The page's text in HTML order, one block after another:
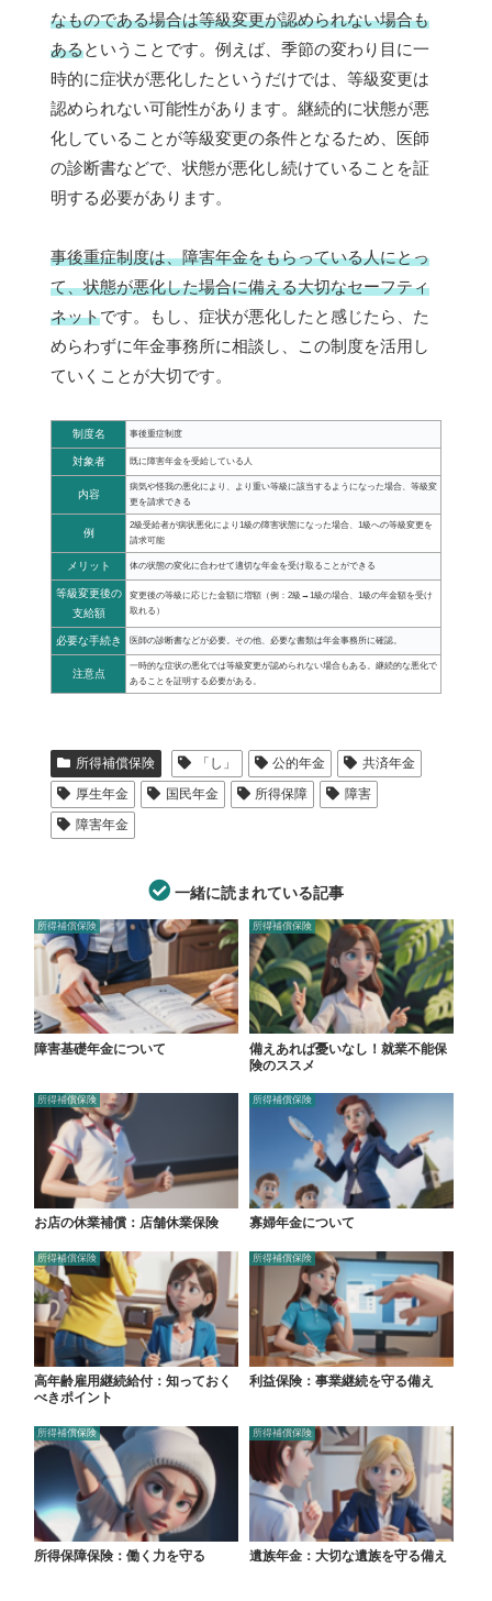
なものである場合は等級変更が認められない場合も
あるということです。例えば、季節の変わり目に一
時的に症状が悪化したというだけでは、等級変更は
認められない可能性があります。継続的に状態が悪
化していることが等級変更の条件となるため、医師
の診断書などで、状態が悪化し続けていることを証
明する必要があります。
事後重症制度は、障害年金をもらっている人にとっ
て、状態が悪化した場合に備える大切なセーフティ
ネットです。もし、症状が悪化したと感じたら、た
めらわずに年金事務所に相談し、この制度を活用し
ていくことが大切です。
制度名 事後重症制度
対象者 既に障害年金を受給している人
内容
病気や怪我の悪化により、より重い等級に該当するようになった場合、等級変
更を請求できる
例
2級受給者が病状悪化により1級の障害状態になった場合、1級への等級変更を
請求可能
メリット 体の状態の変化に合わせて適切な年金を受け取ることができる
等級変更後の
支給額
変更後の等級に応じた金額に増額（例：2級→1級の場合、1級の年金額を受け
取れる）
必要な手続き 医師の診断書などが必要。その他、必要な書類は年金事務所に確認。
注意点
一時的な症状の悪化では等級変更が認められない場合もある。継続的な悪化で
あることを証明する必要がある。
所得補償保険 「し」 公的年金
共済年金
厚生年金
国民年金 所得保障
障害
障害年金
一緒に読まれている記事
所得補償保険
障害基礎年金について
所得補償保険
備えあれば憂いなし！就業不能保
険のススメ
所得補償保険
お店の休業補償：店舗休業保険
所得補償保険
寡婦年金について
所得補償保険
高年齢雇用継続給付：知っておく
べきポイント
所得補償保険
利益保険：事業継続を守る備え
所得補償保険
所得保障保険：働く力を守る
所得補償保険
遺族年金：大切な遺族を守る備え